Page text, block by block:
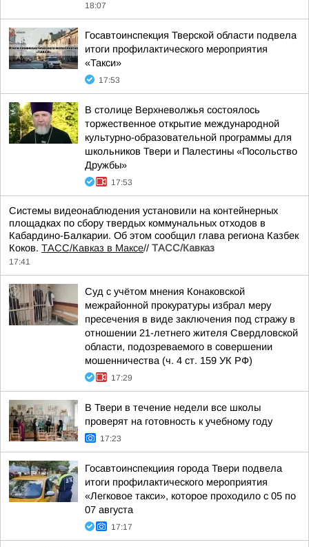
18:07
Госавтоинспекция Тверской области подвела
итоги профилактического мероприятия
«Такси»
17:53
В столице Верхневолжья состоялось
торжественное открытие международной
культурно-образовательной программы для
школьников Твери и Палестины «Посольство
Дружбы»
17:53
Системы видеонаблюдения установили на контейнерных
площадках по сбору твердых коммунальных отходов в
Кабардино-Балкарии. Об этом сообщил глава региона Казбек
Коков. ТАСС/Кавказ в Максе// ТАСС/Кавказ
17:41
Суд с учётом мнения Конаковской
межрайонной прокуратуры избрал меру
пресечения в виде заключения под стражу в
отношении 21-летнего жителя Свердловской
области, подозреваемого в совершении
мошенничества (ч. 4 ст. 159 УК РФ)
17:29
В Твери в течение недели все школы
проверят на готовность к учебному году
17:23
Госавтоинспекциия города Твери подвела
итоги профилактического мероприятия
«Легковое такси», которое проходило с 05 по
07 августа
17:17